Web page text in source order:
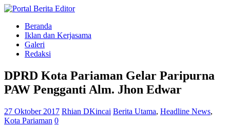
Beranda
Iklan dan Kerjasama
Galeri
Redaksi
DPRD Kota Pariaman Gelar Paripurna
PAW Pengganti Alm. Jhon Edwar
27 Oktober 2017 Rhian DKincai Berita Utama, Headline News,
Kota Pariaman 0